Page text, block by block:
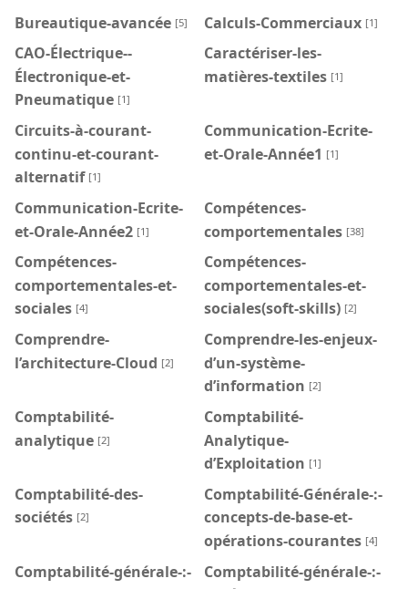
Bureautique-avancée [5] Calculs-Commerciaux [1]
CAO-Électrique--
Électronique-et-
Pneumatique [1]
Caractériser-les-
matières-textiles [1]
Circuits-à-courant-
continu-et-courant-
alternatif [1]
Communication-Ecrite-
et-Orale-Année1 [1]
Communication-Ecrite-
et-Orale-Année2 [1]
Compétences-
comportementales [38]
Compétences-
comportementales-et-
sociales [4]
Compétences-
comportementales-et-
sociales(soft-skills) [2]
Comprendre-
l’architecture-Cloud [2]
Comprendre-les-enjeux-
d’un-système-
d’information [2]
Comptabilité-
analytique [2]
Comptabilité-
Analytique-
d’Exploitation [1]
Comptabilité-des-
sociétés [2]
Comptabilité-Générale-:-
concepts-de-base-et-
opérations-courantes [4]
Comptabilité-générale-:-
Comptabilité-générale-:-